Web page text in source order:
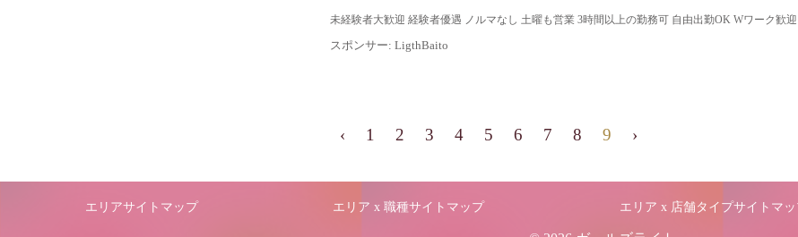
未経験者大歓迎 経験者優遇 ノルマなし 土曜も営業 3時間以上の勤務可 自由出勤OK Wワーク歓迎
スポンサー: LigthBaito
‹ 1 2 3 4 5 6 7 8 9 ›
エリアサイトマップ エリア x 職種サイトマップ エリア x 店舗タイプサイトマ